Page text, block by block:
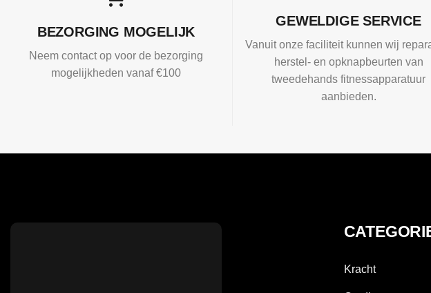
BEZORGING MOGELIJK
Neem contact op voor de bezorging
mogelijkheden vanaf €100
GEWELDIGE SERVICE
Vanuit onze faciliteit kunnen wij
herstel- en opknapbeurten van
tweedehands fitnessapparatuur
aanbieden.
Kracht